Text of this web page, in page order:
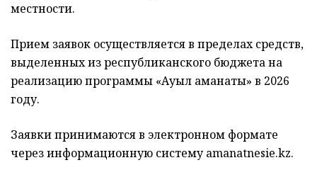
местности.
Прием заявок осуществляется в пределах средств,
выделенных из республиканского бюджета на
реализацию программы «Ауыл аманаты» в 2026
году.
Заявки принимаются в электронном формате
через информационную систему amanatnesie.kz.